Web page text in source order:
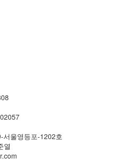
서울영등포-1202호
열